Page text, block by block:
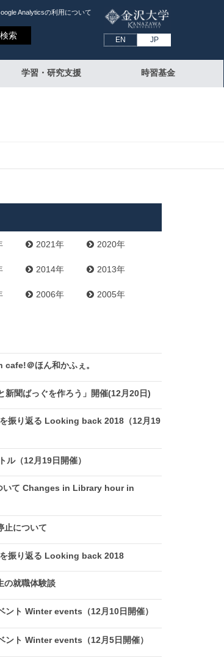
Analyticsの利⽤について
EN JP
学習・研究支援 時習基金
2021年 2020年
2014年 2013年
2006年 2005年
＠ほん和かふぇ。
新聞ばっぐを作ろう」開催(12月20日)
振り返る Looking back 2018（12月19
ル（12月19日開催）
いて Changes in Library hour in
止について
振り返る Looking back 2018
の就職体験談
ト Winter events（12月10日開催）
ト Winter events（12月5日開催）